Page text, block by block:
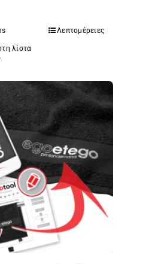
Λεπτομέρειες
λίστα